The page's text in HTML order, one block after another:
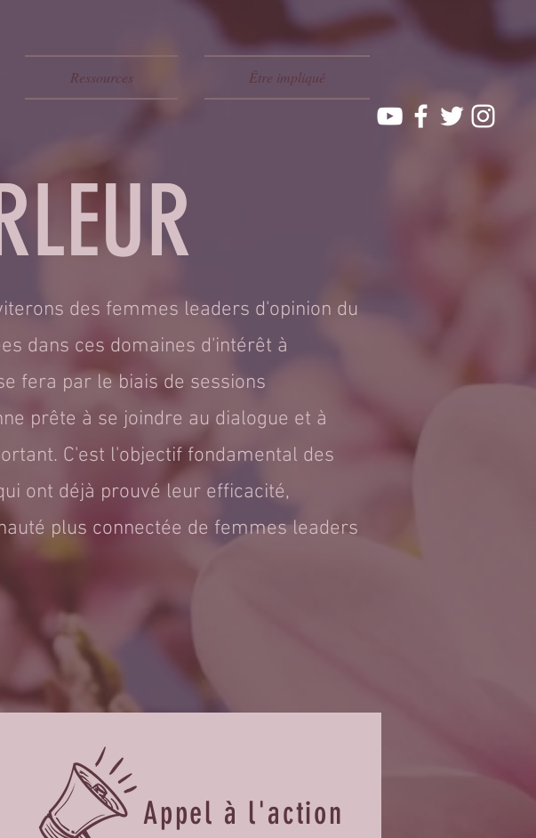
Ressources Être impliqué
des femmes leaders d'opinion du
dans ces domaines d'intérêt à
fera par le biais de sessions
prête à se joindre au dialogue et à
C'est l'objectif fondamental des
ont déjà prouvé leur efficacité,
plus connectée de femmes leaders
Appel à l'action